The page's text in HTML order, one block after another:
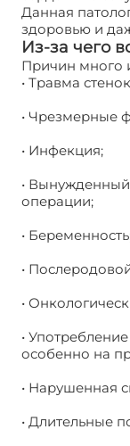
Данная
здоровью и
Из-за чего
Причин много
• Травма
• Чрезмерные
• Инфекция;
•
операции;
•
•
•
•
особенно на
• Нарушенная
• Длительные